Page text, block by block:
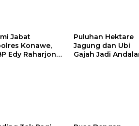
Jabat
Konawe,
Edy Raharjono
Puluhan Hektare
Jagung dan Ubi
Gajah Jadi